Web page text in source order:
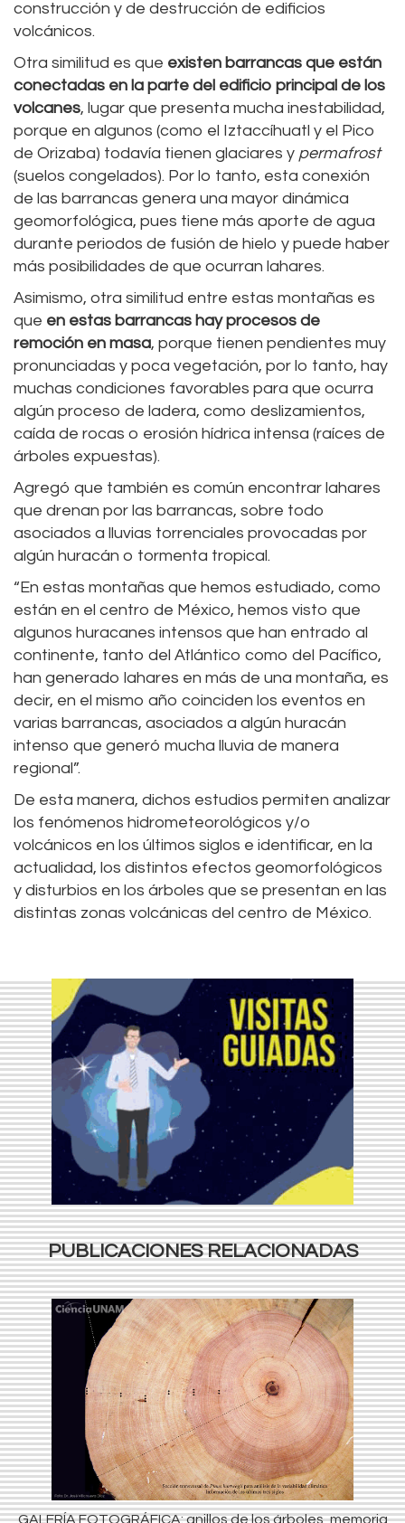
construcción y de destrucción de edificios
volcánicos.
Otra similitud es que existen barrancas que están
conectadas en la parte del edificio principal de los
volcanes, lugar que presenta mucha inestabilidad,
porque en algunos (como el Iztaccíhuatl y el Pico
de Orizaba) todavía tienen glaciares y permafrost
(suelos congelados). Por lo tanto, esta conexión
de las barrancas genera una mayor dinámica
geomorfológica, pues tiene más aporte de agua
durante periodos de fusión de hielo y puede haber
más posibilidades de que ocurran lahares.
Asimismo, otra similitud entre estas montañas es
que en estas barrancas hay procesos de
remoción en masa, porque tienen pendientes muy
pronunciadas y poca vegetación, por lo tanto, hay
muchas condiciones favorables para que ocurra
algún proceso de ladera, como deslizamientos,
caída de rocas o erosión hídrica intensa (raíces de
árboles expuestas).
Agregó que también es común encontrar lahares
que drenan por las barrancas, sobre todo
asociados a lluvias torrenciales provocadas por
algún huracán o tormenta tropical.
“En estas montañas que hemos estudiado, como
están en el centro de México, hemos visto que
algunos huracanes intensos que han entrado al
continente, tanto del Atlántico como del Pacífico,
han generado lahares en más de una montaña, es
decir, en el mismo año coinciden los eventos en
varias barrancas, asociados a algún huracán
intenso que generó mucha lluvia de manera
regional”.
De esta manera, dichos estudios permiten analizar
los fenómenos hidrometeorológicos y/o
volcánicos en los últimos siglos e identificar, en la
actualidad, los distintos efectos geomorfológicos
y disturbios en los árboles que se presentan en las
distintas zonas volcánicas del centro de México.
PUBLICACIONES RELACIONADAS
GALERÍA FOTOGRÁFICA: anillos de los árboles, memoria